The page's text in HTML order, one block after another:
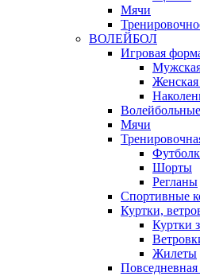
Мячи
ВОЛЕЙБОЛ
Игровая
Мячи
Шорты
Регланы
Спортивные
Куртки,
Куртки
Жилеты